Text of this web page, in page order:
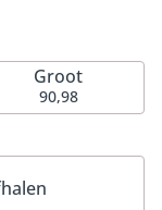
A
zorgen voor
boeket
en
en een blijk
en is
Groot
90,98